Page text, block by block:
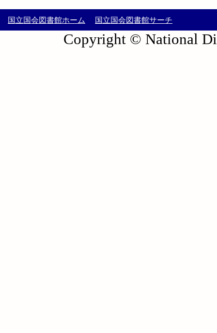
国立国会図書館ホーム 国立国会図書館サーチ
Copyright © National